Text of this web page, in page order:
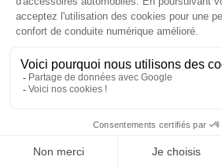
Pompe diesel BMW
Allumage / Préchauffage BMW
Boitier de préchauffage BMW
Bougie de préchauffage BMW
Amortisseurs BMW